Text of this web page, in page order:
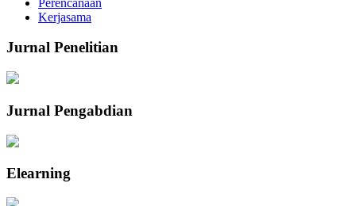
Kerjasama
Jurnal Penelitian
Jurnal Pengabdian
Elearning